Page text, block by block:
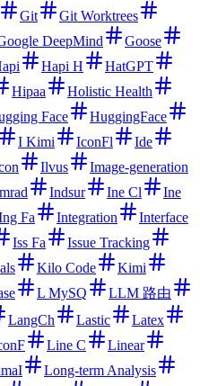
Git
Git Worktrees
DeepMind
Goose
Hapi H
HatGPT
Hipaa
Holistic Health
Face
HuggingFace
I Kimi IconFl
Ide
Ilvus
Image-generation
Indsur Ine Cl
Ine
Fa Integration
Interface
Iss Fa
Issue Tracking
Kilo Code
Kimi
L MySQ
LLM 路由
LangCh Lastic
Latex
Line C
Linear
Long-term Analysis